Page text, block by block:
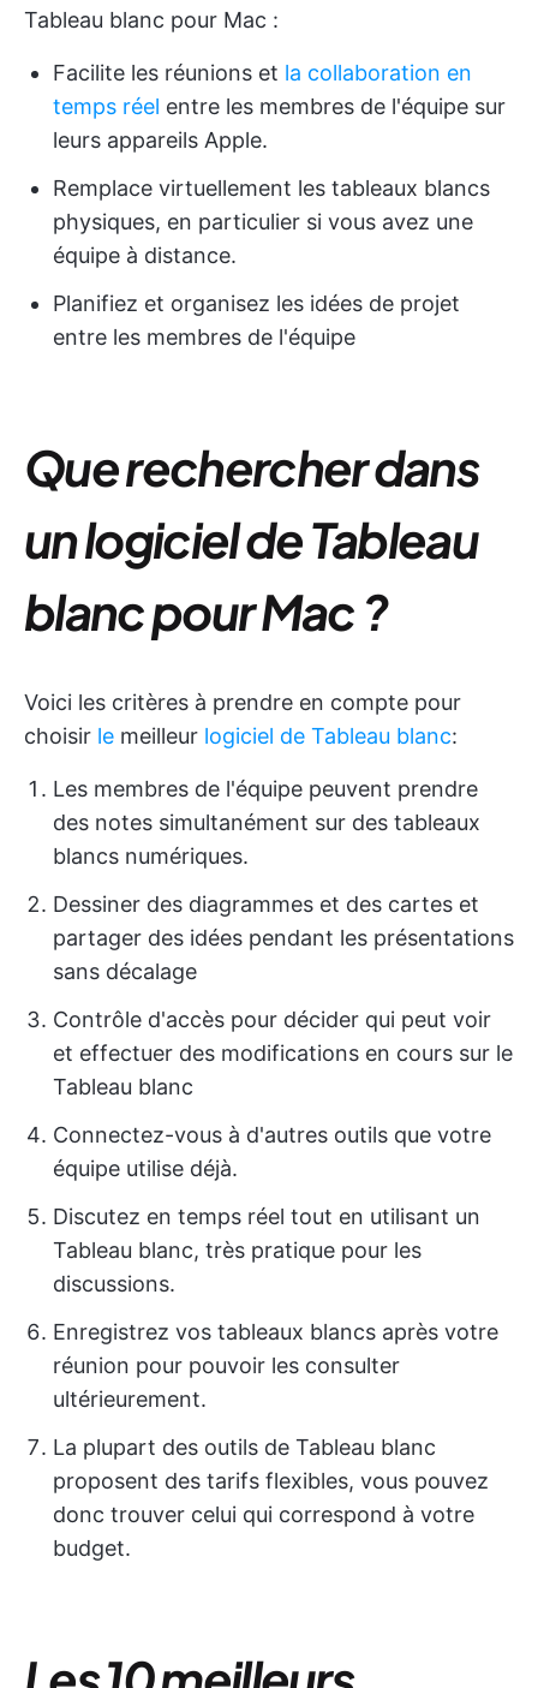
Tableau blanc pour Mac :
Facilite les réunions et la collaboration en
temps réel entre les membres de l'équipe sur
leurs appareils Apple.
Remplace virtuellement les tableaux blancs
physiques, en particulier si vous avez une
équipe à distance.
Planifiez et organisez les idées de projet
entre les membres de l'équipe
Que rechercher dans
un logiciel de Tableau
blanc pour Mac ?
Voici les critères à prendre en compte pour
choisir le meilleur logiciel de Tableau blanc:
Les membres de l'équipe peuvent prendre
des notes simultanément sur des tableaux
blancs numériques.
Dessiner des diagrammes et des cartes et
partager des idées pendant les présentations
sans décalage
Contrôle d'accès pour décider qui peut voir
et effectuer des modifications en cours sur le
Tableau blanc
Connectez-vous à d'autres outils que votre
équipe utilise déjà.
Discutez en temps réel tout en utilisant un
Tableau blanc, très pratique pour les
discussions.
Enregistrez vos tableaux blancs après votre
réunion pour pouvoir les consulter
ultérieurement.
La plupart des outils de Tableau blanc
proposent des tarifs flexibles, vous pouvez
donc trouver celui qui correspond à votre
budget.